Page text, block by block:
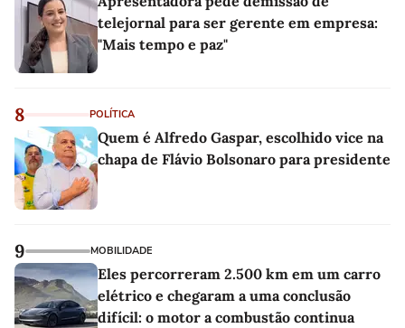
telejornal para ser gerente em empresa:
"Mais tempo e paz"
8 POLÍTICA
Quem é Alfredo Gaspar, escolhido vice na
chapa de Flávio Bolsonaro para presidente
9 MOBILIDADE
Eles percorreram 2.500 km em um carro
elétrico e chegaram a uma conclusão
difícil: o motor a combustão continua